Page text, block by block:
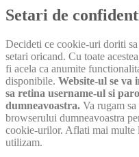
Setari de
Decideti ce cookie-uri doriti
setari oricand. Cu toate
fi acela ca anumite
disponibile. Website-ul se va
sa retina username-ul si
dumneavoastra. Va rugam
browserului dumneavoastra
cookie-urilor. Aflati mai multe
utilizam.